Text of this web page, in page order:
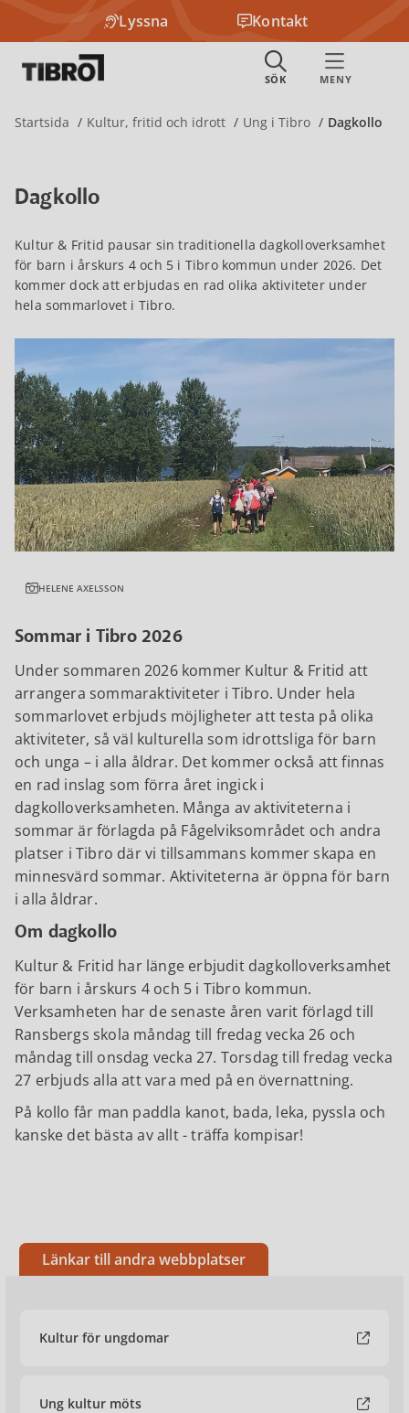
Lyssna Kontakt
Startsida Kultur, fritid och idrott Ung i Tibro Dagkollo
Dagkollo
Kultur & Fritid pausar sin traditionella dagkolloverksamhet
för barn i årskurs 4 och 5 i Tibro kommun under 2026. Det
kommer dock att erbjudas en rad olika aktiviteter under
hela sommarlovet i Tibro.
HELENE AXELSSON
Sommar i Tibro 2026
Under sommaren 2026 kommer Kultur & Fritid att
arrangera sommaraktiviteter i Tibro. Under hela
sommarlovet erbjuds möjligheter att testa på olika
aktiviteter, så väl kulturella som idrottsliga för barn
och unga – i alla åldrar. Det kommer också att finnas
en rad inslag som förra året ingick i
dagkolloverksamheten. Många av aktiviteterna i
sommar är förlagda på Fågelviksområdet och andra
platser i Tibro där vi tillsammans kommer skapa en
minnesvärd sommar. Aktiviteterna är öppna för barn
i alla åldrar.
Om dagkollo
Kultur & Fritid har länge erbjudit dagkolloverksamhet
för barn i årskurs 4 och 5 i Tibro kommun.
Verksamheten har de senaste åren varit förlagd till
Ransbergs skola måndag till fredag vecka 26 och
måndag till onsdag vecka 27. Torsdag till fredag vecka
27 erbjuds alla att vara med på en övernattning.
På kollo får man paddla kanot, bada, leka, pyssla och
kanske det bästa av allt - träffa kompisar!
Länkar till andra webbplatser
Kultur för ungdomar
Ung kultur möts